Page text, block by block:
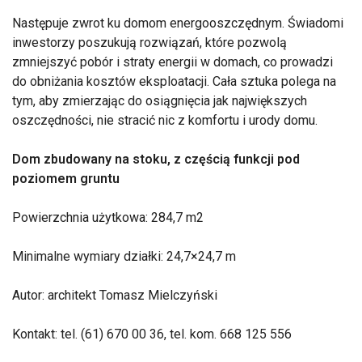
Następuje zwrot ku domom energooszczędnym. Świadomi
inwestorzy poszukują rozwiązań, które pozwolą
zmniejszyć pobór i straty energii w domach, co prowadzi
do obniżania kosztów eksploatacji. Cała sztuka polega na
tym, aby zmierzając do osiągnięcia jak największych
oszczędności, nie stracić nic z komfortu i urody domu.
Dom zbudowany na stoku, z częścią funkcji pod
poziomem gruntu
Powierzchnia użytkowa: 284,7 m2
Minimalne wymiary działki: 24,7×24,7 m
Autor: architekt Tomasz Mielczyński
Kontakt: tel. (61) 670 00 36, tel. kom. 668 125 556